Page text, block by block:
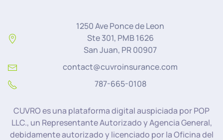
1250 Ave Ponce de Leon
Ste 301, PMB 1626
San Juan, PR 00907
contact@cuvroinsurance.com
787-665-0108
CUVRO es una plataforma digital auspiciada por POP
LLC., un Representante Autorizado y Agencia General,
debidamente autorizado y licenciado por la Oficina del